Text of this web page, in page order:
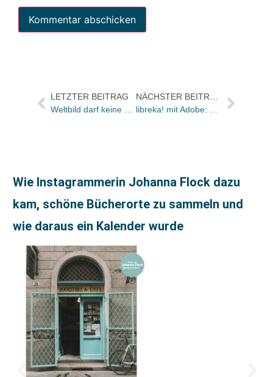
LETZTER BEITRAG
Wie Instagrammerin Johanna Flock dazu
kam, schöne Bücherorte zu sammeln und
wie daraus ein Kalender wurde